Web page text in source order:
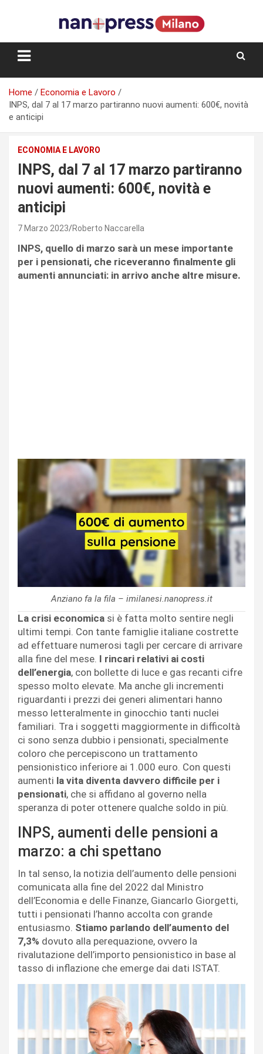
Storie e facce di una città
Home
Economia e Lavoro
INPS, dal 7 al 17 marzo partiranno nuovi aumenti: 600€, novità
e anticipi
ECONOMIA E LAVORO
INPS, dal 7 al 17 marzo partiranno
nuovi aumenti: 600€, novità e
anticipi
7 Marzo 2023 Roberto Naccarella
INPS, quello di marzo sarà un mese importante
per i pensionati, che riceveranno finalmente gli
aumenti annunciati: in arrivo anche altre misure.
Anziano fa la fila – imilanesi.nanopress.it
La crisi economica si è fatta molto sentire negli
ultimi tempi. Con tante famiglie italiane costrette
ad effettuare numerosi tagli per cercare di arrivare
alla fine del mese. I rincari relativi ai costi
dell’energia, con bollette di luce e gas recanti cifre
spesso molto elevate. Ma anche gli incrementi
riguardanti i prezzi dei generi alimentari hanno
messo letteralmente in ginocchio tanti nuclei
familiari. Tra i soggetti maggiormente in difficoltà
ci sono senza dubbio i pensionati, specialmente
coloro che percepiscono un trattamento
pensionistico inferiore ai 1.000 euro. Con questi
aumenti la vita diventa davvero difficile per i
pensionati, che si affidano al governo nella
speranza di poter ottenere qualche soldo in più.
INPS, aumenti delle pensioni a
marzo: a chi spettano
In tal senso, la notizia dell’aumento delle pensioni
comunicata alla fine del 2022 dal Ministro
dell’Economia e delle Finanze, Giancarlo Giorgetti,
tutti i pensionati l’hanno accolta con grande
entusiasmo. Stiamo parlando dell’aumento del
7,3% dovuto alla perequazione, ovvero la
rivalutazione dell’importo pensionistico in base al
tasso di inflazione che emerge dai dati ISTAT.